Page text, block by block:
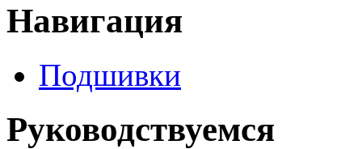
Навигация
Подшивки
Руководствуемся